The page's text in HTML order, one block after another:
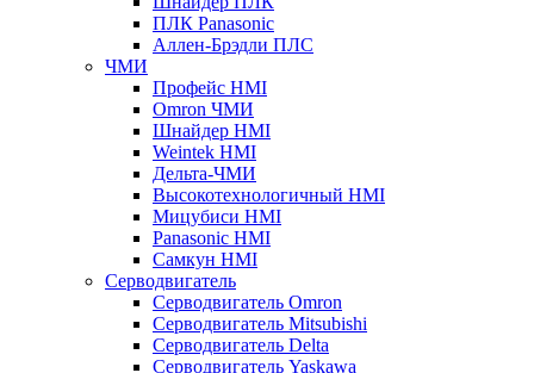
ПЛК Panasonic
Аллен-Брэдли ПЛС
ЧМИ
Профейс HMI
Omron ЧМИ
Шнайдер HMI
Weintek HMI
Дельта-ЧМИ
Высокотехнологичный HMI
Мицубиси HMI
Panasonic HMI
Самкун HMI
Серводвигатель
Серводвигатель Omron
Серводвигатель Mitsubishi
Серводвигатель Delta
Серводвигатель Yaskawa